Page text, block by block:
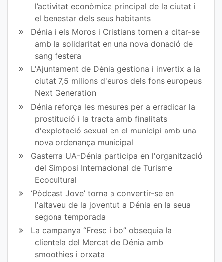
l’activitat econòmica principal de la ciutat i
el benestar dels seus habitants
Dénia i els Moros i Cristians tornen a citar-se
amb la solidaritat en una nova donació de
sang festera
L'Ajuntament de Dénia gestiona i invertix a la
ciutat 7,5 milions d'euros dels fons europeus
Next Generation
Dénia reforça les mesures per a erradicar la
prostitució i la tracta amb finalitats
d'explotació sexual en el municipi amb una
nova ordenança municipal
Gasterra UA-Dénia participa en l'organització
del Simposi Internacional de Turisme
Ecocultural
‘Pòdcast Jove’ torna a convertir-se en
l'altaveu de la joventut a Dénia en la seua
segona temporada
La campanya “Fresc i bo” obsequia la
clientela del Mercat de Dénia amb
smoothies i orxata